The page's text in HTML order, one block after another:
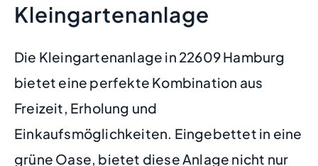
Kleingartenanlage
Die Kleingartenanlage in 22609 Hamburg
bietet eine perfekte Kombination aus
Freizeit, Erholung und
Einkaufsmöglichkeiten. Eingebettet in eine
grüne Oase, bietet diese Anlage nicht nur